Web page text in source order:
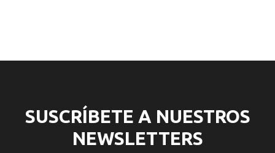
SUSCRÍBETE A NUESTROS
NEWSLETTERS